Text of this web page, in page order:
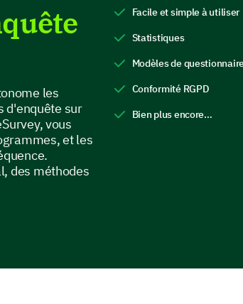
les
d'enquête sur
vous
et les
des méthodes
Facile et simple à utiliser
Statistiques
Modèles de
Conformité RGPD
Bien plus encore…